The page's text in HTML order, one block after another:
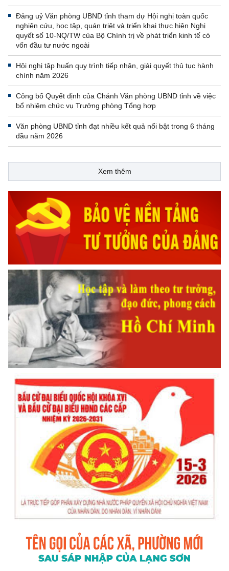
Đảng uỷ Văn phòng UBND tỉnh tham dự Hội nghị toàn quốc
nghiên cứu, học tập, quán triệt và triển khai thực hiện Nghị
quyết số 10-NQ/TW của Bộ Chính trị về phát triển kinh tế có
vốn đầu tư nước ngoài
Hội nghị tập huấn quy trình tiếp nhận, giải quyết thủ tục hành
chính năm 2026
Công bố Quyết định của Chánh Văn phòng UBND tỉnh về việc
bổ nhiệm chức vụ Trưởng phòng Tổng hợp
Văn phòng UBND tỉnh đạt nhiều kết quả nổi bật trong 6 tháng
đầu năm 2026
Xem thêm